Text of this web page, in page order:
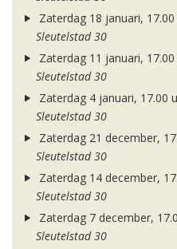
Zaterdag 18 januari,
Sleutelstad 30
Zaterdag 11 januari,
Sleutelstad 30
Zaterdag 4 januari, 17.00
Sleutelstad 30
Zaterdag 21 december,
Sleutelstad 30
Zaterdag 14 december,
Sleutelstad 30
Zaterdag 7 december,
Sleutelstad 30